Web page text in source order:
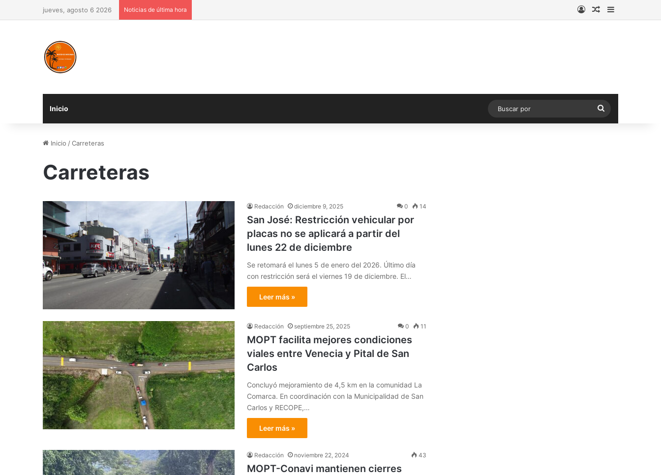
jueves, agosto 6 2026 Noticias de última hora AccesoPublicación al
Barra lateral
Inicio
Buscar
por
Inicio /Carreteras
Carreteras
Redacción diciembre 9, 2025 0 14
San José: Restricción vehicular por
placas no se aplicará a partir del
lunes 22 de diciembre
Se retomará el lunes 5 de enero del 2026. Último día
con restricción será el viernes 19 de diciembre. El…
Leer más »
Redacción septiembre 25, 2025 0 11
MOPT facilita mejores condiciones
viales entre Venecia y Pital de San
Carlos
Concluyó mejoramiento de 4,5 km en la comunidad La
Comarca. En coordinación con la Municipalidad de San
Carlos y RECOPE,…
Leer más »
Redacción noviembre 22, 2024 43
MOPT-Conavi mantienen cierres